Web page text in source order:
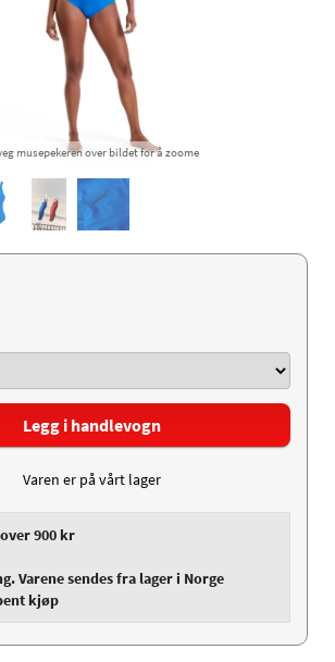
musepekeren over bildet for å zoome
Legg i handlevogn
Varen er på vårt lager
900 kr
Varene sendes fra lager i Norge
kjøp